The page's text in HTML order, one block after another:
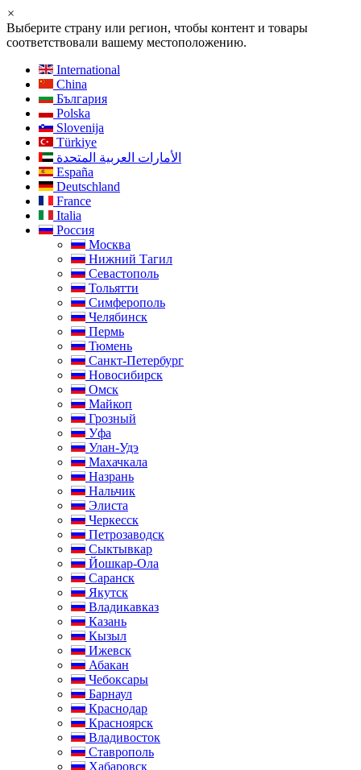
×
Выберите страну или регион, чтобы контент и товары
соответствовали вашему местоположению.
International
China
България
Polska
Slovenija
Türkiye
الأمارات العربية المتحدة
España
Deutschland
France
Italia
Россия
Москва
Нижний Тагил
Севастополь
Тольятти
Симферополь
Челябинск
Пермь
Тюмень
Санкт-Петербург
Новосибирск
Омск
Майкоп
Грозный
Уфа
Улан-Удэ
Махачкала
Назрань
Нальчик
Элиста
Черкесск
Петрозаводск
Сыктывкар
Йошкар-Ола
Саранск
Якутск
Владикавказ
Казань
Кызыл
Ижевск
Абакан
Чебоксары
Барнаул
Краснодар
Красноярск
Владивосток
Ставрополь
Хабаровск